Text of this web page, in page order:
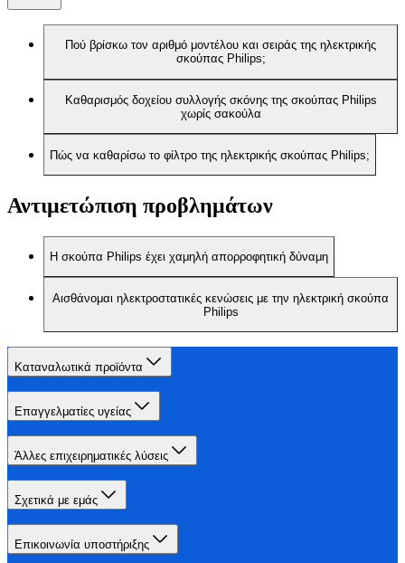
Πού βρίσκω τον αριθμό μοντέλου και σειράς της ηλεκτρικής
σκούπας Philips;
Καθαρισμός δοχείου συλλογής σκόνης της σκούπας Philips
χωρίς σακούλα
Πώς να καθαρίσω το φίλτρο της ηλεκτρικής σκούπας Philips;
Αντιμετώπιση προβλημάτων
Η σκούπα Philips έχει χαμηλή απορροφητική δύναμη
Αισθάνομαι ηλεκτροστατικές κενώσεις με την ηλεκτρική σκούπα
Philips
Καταναλωτικά προϊόντα
Επαγγελματίες υγείας
Άλλες επιχειρηματικές λύσεις
Σχετικά με εμάς
Επικοινωνία υποστήριξης